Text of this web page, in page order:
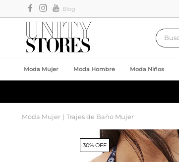
Blog
Buscar
Moda Mujer Moda Hombre Moda Niños
Moda Mujer Trajes de Baño Mujer
30% OFF